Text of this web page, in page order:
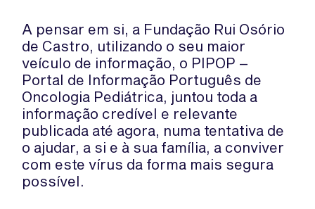
A pensar em si, a Fundação Rui Osório
de Castro, utilizando o seu maior
veículo de informação, o PIPOP –
Portal de Informação Português de
Oncologia Pediátrica, juntou toda a
informação credível e relevante
publicada até agora, numa tentativa de
o ajudar, a si e à sua família, a conviver
com este vírus da forma mais segura
possível.